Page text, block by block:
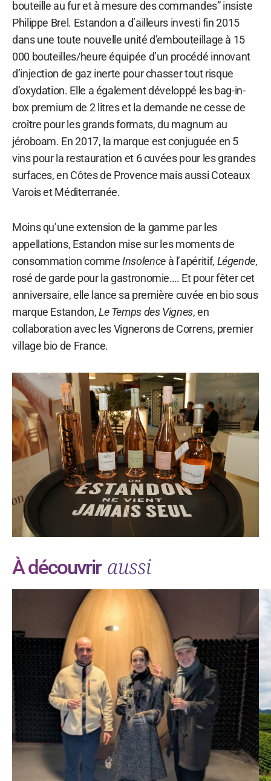
bouteille au fur et à mesure des commandes” insiste
Philippe Brel. Estandon a d’ailleurs investi fin 2015
dans une toute nouvelle unité d’embouteillage à 15
000 bouteilles/heure équipée d’un procédé innovant
d’injection de gaz inerte pour chasser tout risque
d’oxydation. Elle a également développé les bag-in-
box premium de 2 litres et la demande ne cesse de
croître pour les grands formats, du magnum au
jéroboam. En 2017, la marque est conjuguée en 5
vins pour la restauration et 6 cuvées pour les grandes
surfaces, en Côtes de Provence mais aussi Coteaux
Varois et Méditerranée.
Moins qu’une extension de la gamme par les
appellations, Estandon mise sur les moments de
consommation comme Insolenceà l’apéritif, Légende,
rosé de garde pour la gastronomie…. Et pour fêter cet
anniversaire, elle lance sa première cuvée en bio sous
marque Estandon,Le Temps des Vignes, en
collaboration avec les Vignerons de Correns, premier
village bio de France.
À découvrir aussi